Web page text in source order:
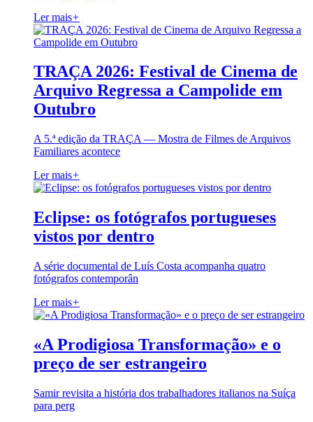
Ler mais+
TRAÇA 2026: Festival de Cinema de
Arquivo Regressa a Campolide em
Outubro
A 5.ª edição da TRAÇA — Mostra de Filmes de Arquivos
Familiares acontece
Ler mais+
Eclipse: os fotógrafos portugueses
vistos por dentro
A série documental de Luís Costa acompanha quatro
fotógrafos contemporân
Ler mais+
«A Prodigiosa Transformação» e o
preço de ser estrangeiro
Samir revisita a história dos trabalhadores italianos na Suíça
para perg